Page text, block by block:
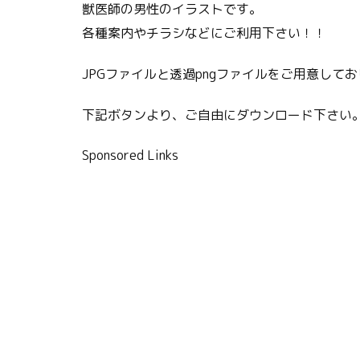
獣医師の男性のイラストです。
各種案内やチラシなどにご利用下さい！！
JPGファイルと透過pngファイルをご用意してお
下記ボタンより、ご自由にダウンロード下さい。
Sponsored Links